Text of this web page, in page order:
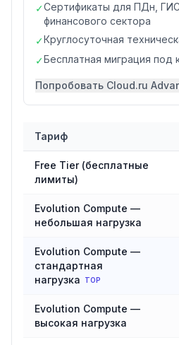
✓Сертификаты для ПДн,
финансового сектора
✓Круглосуточная
✓Бесплатная миграция под
Попробовать Cloud.ru
Тариф
Free Tier (бесплатные
лимиты)
Evolution Compute —
небольшая нагрузка
Evolution Compute —
стандартная
нагрузка
TOP
Evolution Compute —
высокая нагрузка